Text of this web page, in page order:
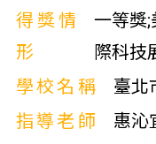
得獎情
形
一等獎;
際科技
學校名稱
臺北
指導老師
惠沁